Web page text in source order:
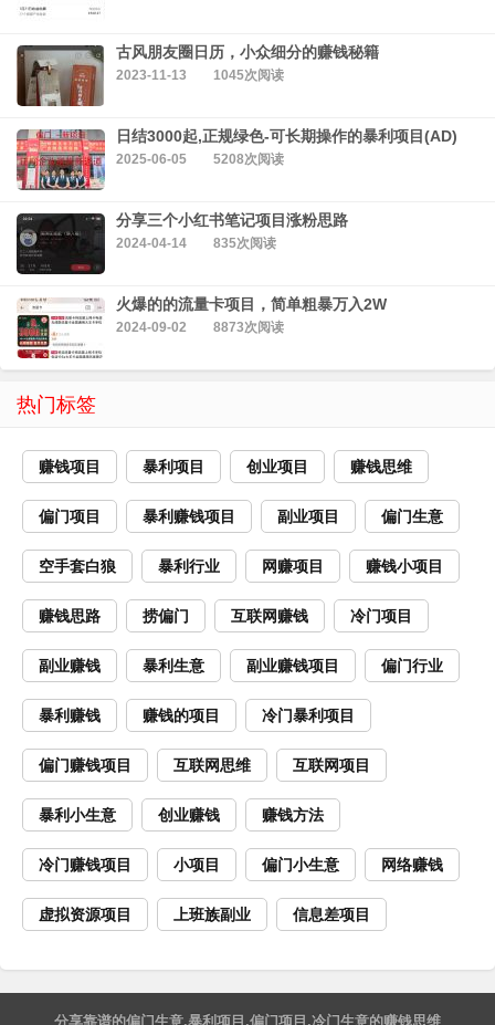
古风朋友圈日历，小众细分的赚钱秘籍
2023-11-13 1045次阅读
日结3000起,正规绿色-可长期操作的暴利项目(AD)
2025-06-05 5208次阅读
分享三个小红书笔记项目涨粉思路
2024-04-14 835次阅读
火爆的的流量卡项目，简单粗暴万入2W
2024-09-02 8873次阅读
热门标签
赚钱项目 暴利项目 创业项目 赚钱思维
偏门项目 暴利赚钱项目 副业项目 偏门生意
空手套白狼 暴利行业 网赚项目 赚钱小项目
赚钱思路 捞偏门 互联网赚钱 冷门项目
副业赚钱 暴利生意 副业赚钱项目 偏门行业
暴利赚钱 赚钱的项目 冷门暴利项目
偏门赚钱项目 互联网思维 互联网项目
暴利小生意 创业赚钱 赚钱方法
冷门赚钱项目 小项目 偏门小生意 网络赚钱
虚拟资源项目 上班族副业 信息差项目
分享靠谱的偏门生意,暴利项目 ,偏门项目 ,冷门生意的赚钱思维